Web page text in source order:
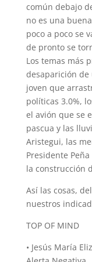
común debajo
no es una
poco a poco se
de pronto se
Los temas más
desaparición de
joven que
políticas 3.0%,
el avión que se
pascua y las
Aristegui, las
Presidente
la construcción
Así las cosas,
nuestros
TOP OF MIND
• Jesús María